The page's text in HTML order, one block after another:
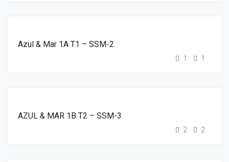
Azul & Mar 1A T1 – SSM-2
1 1
AZUL & MAR 1B T2 – SSM-3
2 2